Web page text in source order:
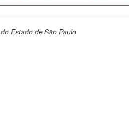
Estado de São Paulo